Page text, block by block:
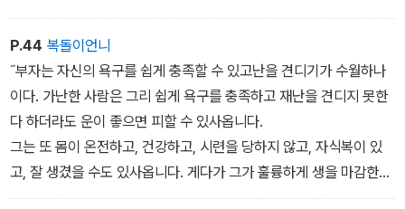
P.44 복돌이언니
˝부자는 자신의 욕구를 쉽게 충족할 수 있고난을 견디기가 수월하나
이다. 가난한 사람은 그리 쉽게 욕구를 충족하고 재난을 견디지 못한
다 하더라도 운이 좋으면 피할 수 있사옵니다.
그는 또 몸이 온전하고, 건강하고, 시련을 당하지 않고, 자식복이 있
고, 잘 생겼을 수도 있사옵니다. 게다가 그가 훌륭하게 생을 마감한다
면, 그런 사람이야말로 전하께서 찾고 계시는 사람, 곧 행복하다고 불